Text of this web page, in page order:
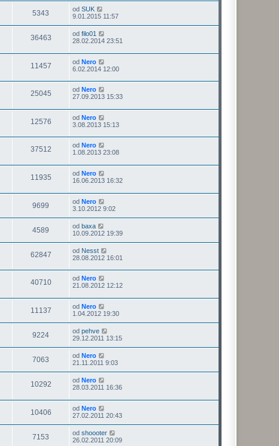
5343 od SUK
9.01.2015 11:57
36463 od filo01
28.02.2014 23:51
11457 od Nero
6.02.2014 12:00
25045 od Nero
27.09.2013 15:33
12576 od Nero
3.08.2013 15:13
37512 od Nero
1.08.2013 23:08
11935 od Nero
16.06.2013 16:32
9699 od Nero
3.10.2012 9:02
4589 od baxa
10.09.2012 19:39
62847 od Nesst
28.08.2012 16:01
40710 od Nero
21.08.2012 12:12
11137 od Nero
1.04.2012 19:30
9224 od pehve
29.12.2011 13:15
7063 od Nero
21.11.2011 9:03
10292 od Nero
28.03.2011 16:36
10406 od Nero
27.02.2011 20:43
7153 od shoooter
26.02.2011 20:09